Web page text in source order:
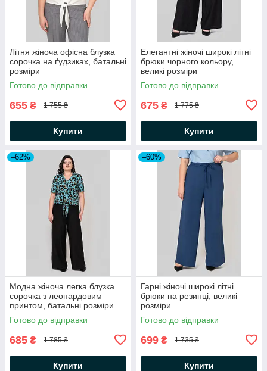
Літня жіноча офісна блузка
сорочка на ґудзиках, батальні
розміри
Готово до відправки
655 ₴ 1 755 ₴
Купити
Елегантні жіночі широкі літні
брюки чорного кольору,
великі розміри
Готово до відправки
675 ₴ 1 775 ₴
Купити
–62%
Модна жіноча легка блузка
сорочка з леопардовим
принтом, батальні розміри
Готово до відправки
685 ₴ 1 785 ₴
Купити
–60%
Гарні жіночі широкі літні
брюки на резинці, великі
розміри
Готово до відправки
699 ₴ 1 735 ₴
Купити